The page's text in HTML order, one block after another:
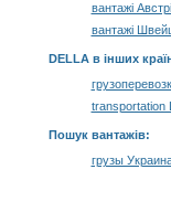
вантажі
вантажі
DELLA в інших
transportation
Пошук вантажів:
грузы